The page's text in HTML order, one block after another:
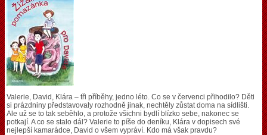
Valerie, David, Klára – tři příběhy, jedno léto. Co se v červenci přihodilo? Děti
si prázdniny představovaly rozhodně jinak, nechtěly zůstat doma na sídlišti.
Ale už se to tak seběhlo, a protože všichni bydlí blízko sebe, nakonec se
potkají. A co se stalo dál? Valerie to píše do deníku, Klára v dopisech své
nejlepší kamarádce, David o všem vypráví. Kdo má však pravdu?